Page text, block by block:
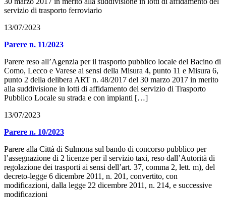
servizio di trasporto ferroviario
13/07/2023
Parere n. 11/2023
Parere reso all’Agenzia per il trasporto pubblico locale del Bacino di
Como, Lecco e Varese ai sensi della Misura 4, punto 11 e Misura 6,
punto 2 della delibera ART n. 48/2017 del 30 marzo 2017 in merito
alla suddivisione in lotti di affidamento del servizio di Trasporto
Pubblico Locale su strada e con impianti […]
13/07/2023
Parere n. 10/2023
Parere alla Città di Sulmona sul bando di concorso pubblico per
l’assegnazione di 2 licenze per il servizio taxi, reso dall’Autorità di
regolazione dei trasporti ai sensi dell’art. 37, comma 2, lett. m), del
decreto-legge 6 dicembre 2011, n. 201, convertito, con
modificazioni, dalla legge 22 dicembre 2011, n. 214, e successive
modificazioni